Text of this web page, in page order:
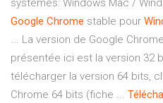
systèmes: Windows Mac /
Google Chrome stable pour
... La version de Google
présentée ici est la version 32
télécharger la version 64 bits,
Chrome 64 bits (fiche ...